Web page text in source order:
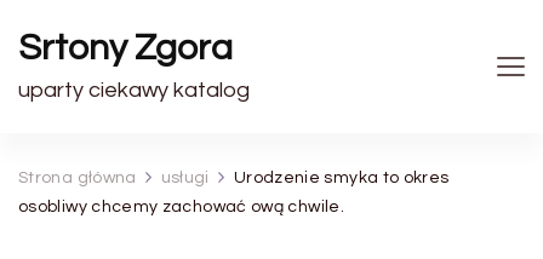
Srtony Zgora
uparty ciekawy katalog
Strona główna usługi
Urodzenie smyka to okres
osobliwy chcemy zachować ową chwile.